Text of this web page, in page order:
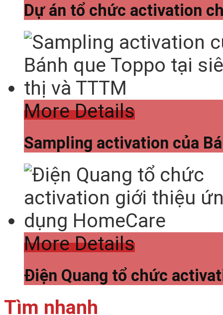
Dự án tổ chức activation
More Details
Sampling activation của
More Details
Điện Quang tổ chức
Tìm nhanh